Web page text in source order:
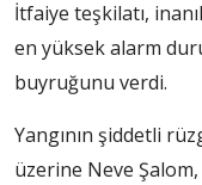
İtfaiye teşkilatı,
en yüksek alarm
buyruğunu verdi.
Yangının şiddetli
üzerine Neve